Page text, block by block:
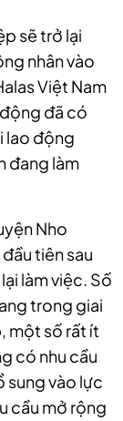
sẽ trở lại
nhân vào
Việt Nam
đã có
lao động
đang làm
Nho
tiên sau
làm việc. Số
trong giai
một số rất ít
có nhu cầu
vào lực
cầu mở rộng